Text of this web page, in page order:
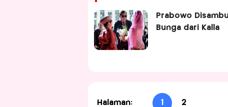
Prabowo
Bunga dari Kalla
Halaman: 1 2